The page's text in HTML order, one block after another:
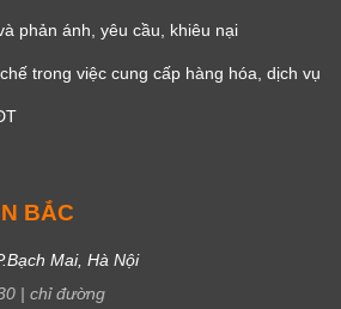
phản ánh, yêu cầu, khiêu nại
trong việc cung cấp hàng hóa, dịch vụ
BẮC
Mai, Hà Nội
| chỉ đường